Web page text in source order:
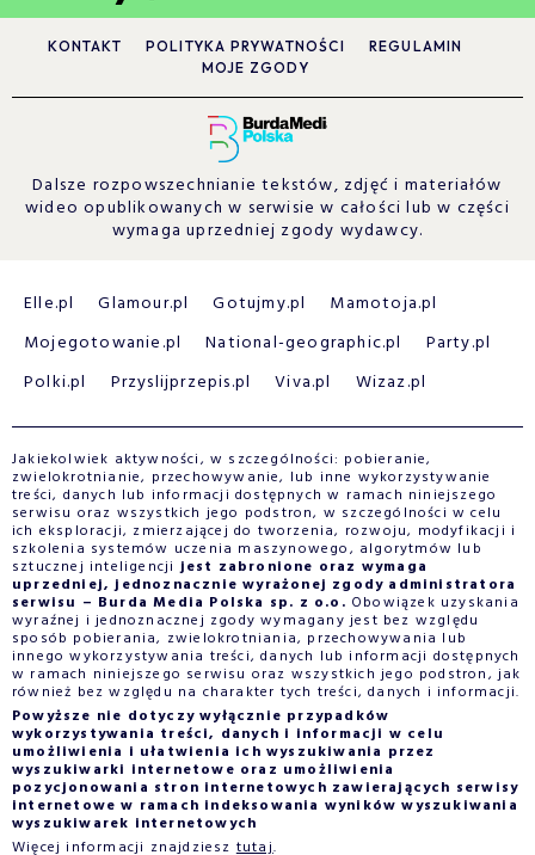
KONTAKT POLITYKA PRYWATNOŚCI
REGULAMIN
MOJE ZGODY
Dalsze rozpowszechnianie tekstów, zdjęć i materiałów
wideo opublikowanych w serwisie w całości lub w części
wymaga uprzedniej zgody wydawcy.
Elle.pl Glamour.pl Gotujmy.pl
Mamotoja.pl
Mojegotowanie.pl
National-geographic.pl
Party.pl
Polki.pl
Przyslijprzepis.pl Viva.pl Wizaz.pl
Jakiekolwiek aktywności, w szczególności: pobieranie,
zwielokrotnianie, przechowywanie, lub inne wykorzystywanie
treści, danych lub informacji dostępnych w ramach niniejszego
serwisu oraz wszystkich jego podstron, w szczególności w celu
ich eksploracji, zmierzającej do tworzenia, rozwoju, modyfikacji i
szkolenia systemów uczenia maszynowego, algorytmów lub
sztucznej inteligencjijest zabronione oraz wymaga
uprzedniej, jednoznacznie wyrażonej zgody administratora
serwisu – Burda Media Polska sp. z o.o. Obowiązek uzyskania
wyraźnej i jednoznacznej zgody wymagany jest bez względu
sposób pobierania, zwielokrotniania, przechowywania lub
innego wykorzystywania treści, danych lub informacji dostępnych
w ramach niniejszego serwisu oraz wszystkich jego podstron, jak
również bez względu na charakter tych treści, danych i informacji.
Powyższe nie dotyczy wyłącznie przypadków
wykorzystywania treści, danych i informacji w celu
umożliwienia i ułatwienia ich wyszukiwania przez
wyszukiwarki internetowe oraz umożliwienia
pozycjonowania stron internetowych zawierających serwisy
internetowe w ramach indeksowania wyników wyszukiwania
wyszukiwarek internetowych
Więcej informacji znajdziesztutaj.